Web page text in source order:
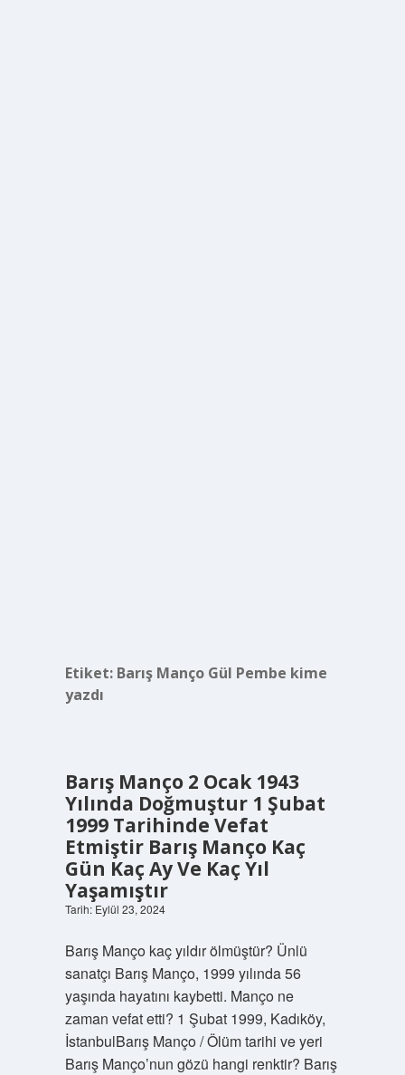
Etiket: Barış Manço Gül Pembe kime
yazdı
Barış Manço 2 Ocak 1943
Yılında Doğmuştur 1 Şubat
1999 Tarihinde Vefat
Etmiştir Barış Manço Kaç
Gün Kaç Ay Ve Kaç Yıl
Yaşamıştır
Tarih: Eylül 23, 2024
Barış Manço kaç yıldır ölmüştür? Ünlü
sanatçı Barış Manço, 1999 yılında 56
yaşında hayatını kaybetti. Manço ne
zaman vefat etti? 1 Şubat 1999, Kadıköy,
İstanbulBarış Manço / Ölüm tarihi ve yeri
Barış Manço’nun gözü hangi renktir? Barış